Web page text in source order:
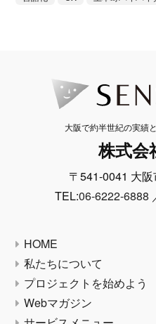
大阪で約半世紀の実績
株式会
〒541-0041 大
TEL:06-6222-6888
HOME
私たちについて
プロジェクトを始めよう
Webマガジン